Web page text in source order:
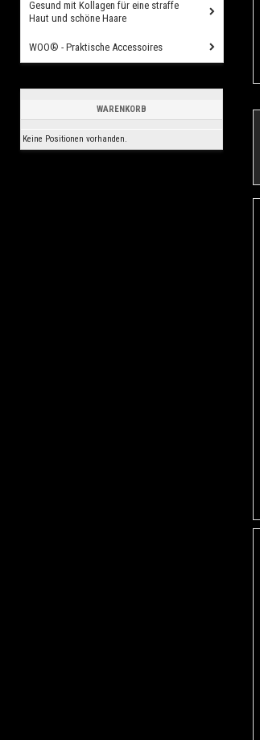
Gesund mit Kollagen für eine straffe
Haut und schöne Haare
WOO® - Praktische Accessoires
WARENKORB
Keine Positionen vorhanden.